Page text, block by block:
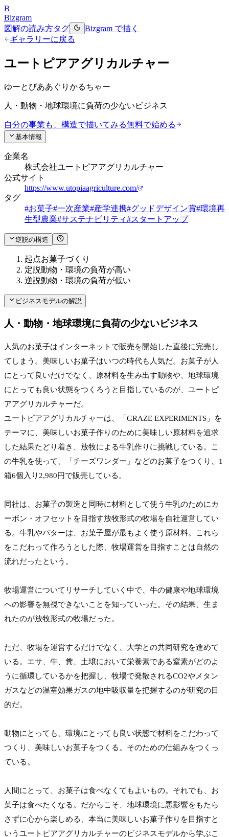
B
Bizgram
図解の読み方タグ
Bizgram で描く
ギャラリーに戻る
ユートピアアグリカルチャー
ゆーとぴああぐりかるちゃー
人・動物・地球環境に負荷の少ないビジネス
自分の事業も、構造で描いてみる無料で始める
基本情報
企業名
株式会社ユートピアアグリカルチャー
公式サイト
https://www.utopiaagriculture.com/
タグ
#お菓子#一次産業#産学連携#グッドデザイン賞#環境再
生型農業#サステナビリティ#スタートアップ
逆説の構造
起点お菓子づくり
定説動物・環境の負荷が高い
逆説動物・環境の負荷が低い
ビジネスモデルの解説
人・動物・地球環境に負荷の少ないビジネス
人気のお菓子はインターネットで販売を開始した直後に完売し
てしまう。美味しいお菓子はいつの時代も人気だ。お菓子が人
にとって良いだけでなく、原材料を生み出す動物や、地球環境
にとっても良い状態をつくろうと目指しているのが、ユートピ
アアグリカルチャーだ。
ユートピアアグリカルチャーは、「GRAZE EXPERIMENTS」を
テーマに、美味しいお菓子作りのために美味しい原材料を追求
した結果たどり着き、放牧による牛乳作りに挑戦している。こ
の牛乳を使って、「チーズワンダー」などのお菓子をつくり、1
箱6個入り2,980円で販売している。
同社は、お菓子の製造と同時に材料として使う牛乳のためにカ
ーボン・オフセットを目指す放牧形式の牧場を自社運営してい
る。牛乳やバターは、お菓子屋が最もよく使う原材料。これら
をこだわって作ろうとした際、牧場運営を目指すことは自然の
流れだったという。
牧場運営についてリサーチしていく中で、牛の健康や地球環境
への影響を無視できないことを知っていった。その結果、生ま
れたのが放牧形式の牧場だった。
ただ、牧場を運営するだけでなく、大学との共同研究を進めて
いる。エサ、牛、糞、土壌において栄養素である窒素がどのよ
うに循環しているかを把握し、牧場で発散されるCO2やメタン
ガスなどの温室効果ガスの地中吸収量を把握するのが研究の目
的だ。
動物にとっても、環境にとっても良い状態で材料をこだわって
つくり、美味しいお菓子をつくる。そのための仕組みをつくっ
ている。
人間にとって、お菓子は食べなくてもよいもの。それでも、お
菓子は食べたくなる。だからこそ、地球環境に悪影響をもたら
さずに心から楽しめる、本当に美味しいお菓子作りを目指すと
いうユートピアアグリカルチャーのビジネスモデルから学ぶこ